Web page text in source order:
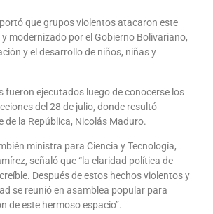
que grupos violentos atacaron este
modernizado por el Gobierno Bolivariano,
y el desarrollo de niños, niñas y
fueron ejecutados luego de conocerse los
del 28 de julio, donde resultó
de la República, Nicolás Maduro.
ministra para Ciencia y Tecnología,
señaló que “la claridad política de
Después de estos hechos violentos y
se reunió en asamblea popular para
de este hermoso espacio”.